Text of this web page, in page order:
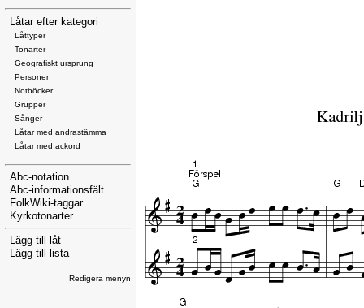
Låtar efter kategori
Låttyper
Tonarter
Geografiskt ursprung
Personer
Notböcker
Grupper
Sånger
Låtar med andrastämma
Låtar med ackord
Abc-notation
Abc-informationsfält
FolkWiki-taggar
Kyrkotonarter
Lägg till låt
Lägg till lista
Redigera menyn